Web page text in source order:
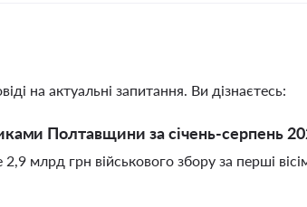
на актуальні запитання. Ви дізнаєтесь:
Полтавщини за січень-серпень
млрд грн військового збору за перші